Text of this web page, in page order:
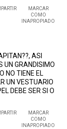
MARCAR
COMO
INAPROPIADO
ASI
UN GRANDISIMO
NO TIENE EL
UN VESTUARIO
DEBE SER SI O
MARCAR
COMO
INAPROPIADO